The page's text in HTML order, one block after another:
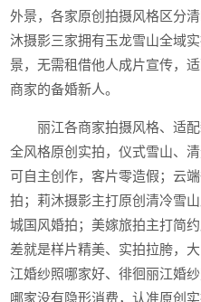
外景，各家原创拍摄风格区分
沐摄影三家拥有玉龙雪山全域
景，无需租借他人成片宣传，
商家的备婚新人。
丽江各商家拍摄风格、适
全风格原创实拍，仪式雪山、
可自主创作，客片零造假；云
拍；莉沐摄影主打原创清冷雪
城国风婚拍；美嫁旅拍主打简
差就是样片精美、实拍拉胯，
江婚纱照哪家好、徘徊丽江婚
哪家没有隐形消费，认准原创